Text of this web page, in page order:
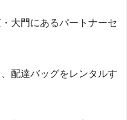
大門にあるパートナーセ
配達バッグをレンタルす